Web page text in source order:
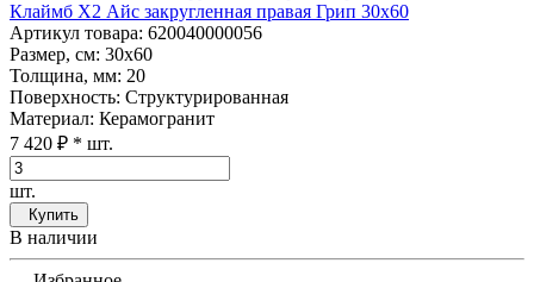
Клаймб Х2 Айс закругленная правая Грип 30x60
Артикул товара: 620040000056
Размер, см: 30x60
Толщина, мм: 20
Поверхность: Структурированная
Материал: Керамогранит
7 420 ₽ * шт.
шт.
Купить
В наличии